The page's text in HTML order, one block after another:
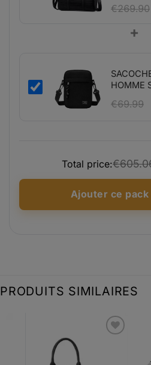
€269.90
+
HOMME
€69.99
Total price:
Ajouter ce pack
PRODUITS SIMILAIRES